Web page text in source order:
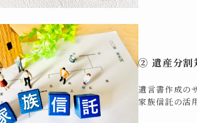
② 遺産分割
遺言書作成の
家族信託の活